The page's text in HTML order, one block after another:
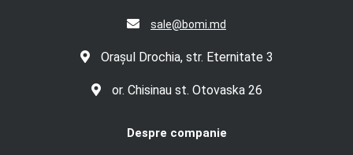
sale@bomi.md
Orașul Drochia, str. Eternitate 3
or. Chisinau st. Otovaska 26
Despre companie